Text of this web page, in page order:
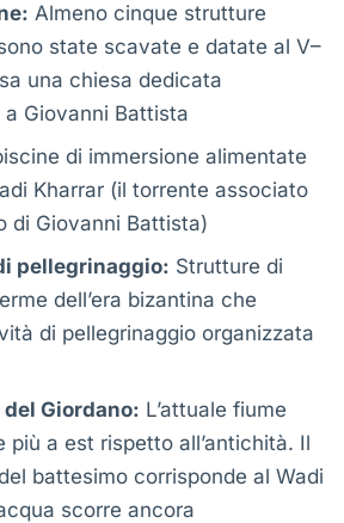
Almeno cinque strutture
state scavate e datate al V–
una chiesa dedicata
Giovanni Battista
di immersione alimentate
Kharrar (il torrente associato
di Giovanni Battista)
pellegrinaggio: Strutture di
dell’era bizantina che
di pellegrinaggio organizzata
del Giordano: L’attuale fiume
più a est rispetto all’antichità. Il
battesimo corrisponde al Wadi
scorre ancora